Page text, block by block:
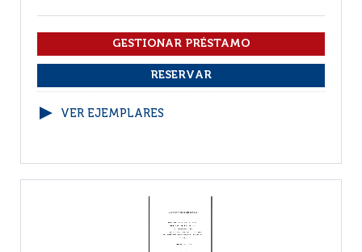
VER EJEMPLARES